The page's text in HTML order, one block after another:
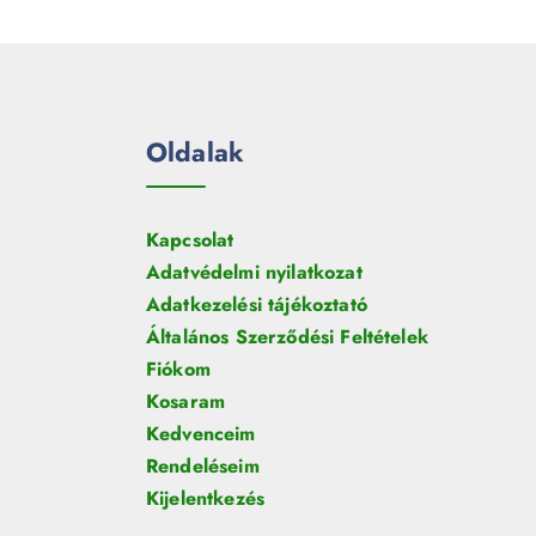
Oldalak
Kapcsolat
Adatvédelmi nyilatkozat
Adatkezelési tájékoztató
Általános Szerződési Feltételek
Fiókom
Kosaram
Kedvenceim
Rendeléseim
Kijelentkezés